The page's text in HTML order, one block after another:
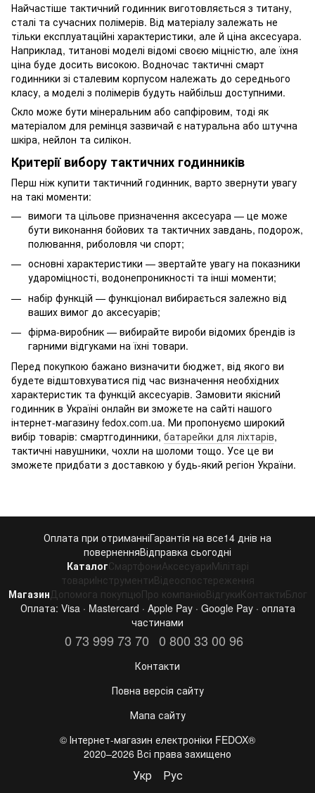
Найчастіше тактичний годинник виготовляється з титану,
сталі та сучасних полімерів. Від матеріалу залежать не
тільки експлуатаційні характеристики, але й ціна аксесуара.
Наприклад, титанові моделі відомі своєю міцністю, але їхня
ціна буде досить високою. Водночас тактичні смарт
годинники зі сталевим корпусом належать до середнього
класу, а моделі з полімерів будуть найбільш доступними.
Скло може бути мінеральним або сапфіровим, тоді як
матеріалом для ремінця зазвичай є натуральна або штучна
шкіра, нейлон та силікон.
Критерії вибору тактичних годинників
Перш ніж купити тактичний годинник, варто звернути увагу
на такі моменти:
вимоги та цільове призначення аксесуара — це може
бути виконання бойових та тактичних завдань, подорож,
полювання, риболовля чи спорт;
основні характеристики — звертайте увагу на показники
удароміцності, водонепроникності та інші моменти;
набір функцій — функціонал вибирається залежно від
ваших вимог до аксесуарів;
фірма-виробник — вибирайте вироби відомих брендів із
гарними відгуками на їхні товари.
Перед покупкою бажано визначити бюджет, від якого ви
будете відштовхуватися під час визначення необхідних
характеристик та функцій аксесуарів. Замовити якісний
годинник в Україні онлайн ви зможете на сайті нашого
інтернет-магазину fedox.com.ua. Ми пропонуємо широкий
вибір товарів: смартгодинники, батарейки для ліхтарів,
тактичні навушники, чохли на шоломи тощо. Усе це ви
зможете придбати з доставкою у будь-який регіон України.
Оплата при отриманніГарантія на все14 днів на
поверненняВідправка сьогодні
КаталогСмартфониАксесуариМілітарі
товариІнструментиВідеоспостереження
МагазинДопомога покупцюПро компаніюВідгукиКонтактиБлог
Оплата: Visa · Mastercard · Apple Pay · Google Pay · оплата
частинами
0 73 999 73 70 0 800 33 00 96
Контакти
Повна версія сайту
Мапа сайту
©️ Інтернет-магазин електроніки FEDOX®
2020–2026 Всі права захищено
Укр Рус